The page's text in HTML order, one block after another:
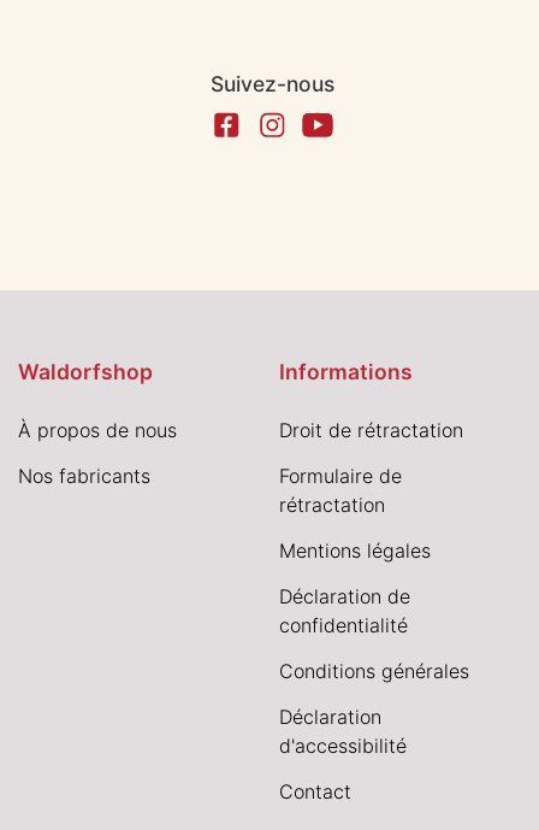
Suivez-nous
Waldorfshop
À propos de nous
Nos fabricants
Informations
Droit de rétractation
Formulaire de
rétractation
Mentions légales
Déclaration de
confidentialité
Conditions générales
Déclaration
d'accessibilité
Contact